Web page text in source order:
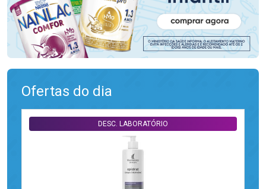
Ofertas do dia
DESC. LABORATÓRIO